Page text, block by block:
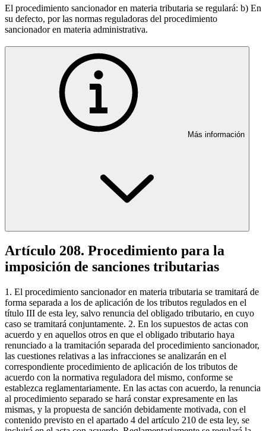
El procedimiento sancionador en materia tributaria se regulará: b) En
su defecto, por las normas reguladoras del procedimiento
sancionador en materia administrativa.
Más información
Artículo 208. Procedimiento para la
imposición de sanciones tributarias
1. El procedimiento sancionador en materia tributaria se tramitará de
forma separada a los de aplicación de los tributos regulados en el
título III de esta ley, salvo renuncia del obligado tributario, en cuyo
caso se tramitará conjuntamente. 2. En los supuestos de actas con
acuerdo y en aquellos otros en que el obligado tributario haya
renunciado a la tramitación separada del procedimiento sancionador,
las cuestiones relativas a las infracciones se analizarán en el
correspondiente procedimiento de aplicación de los tributos de
acuerdo con la normativa reguladora del mismo, conforme se
establezca reglamentariamente. En las actas con acuerdo, la renuncia
al procedimiento separado se hará constar expresamente en las
mismas, y la propuesta de sanción debidamente motivada, con el
contenido previsto en el apartado 4 del artículo 210 de esta ley, se